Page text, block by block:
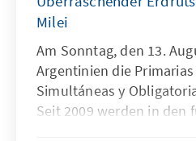
Milei
Am Sonntag, den 13.
Argentinien die
Simultáneas y
Seit 2009 werden in den